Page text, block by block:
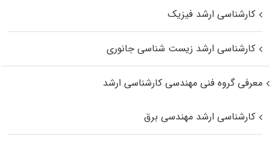
کارشناسی ارشد فیزیک
کارشناسی ارشد زیست‌ شناسی جانوری
معرفی گروه فنی مهندسی کارشناسی ارشد
کارشناسی ارشد مهندسی برق